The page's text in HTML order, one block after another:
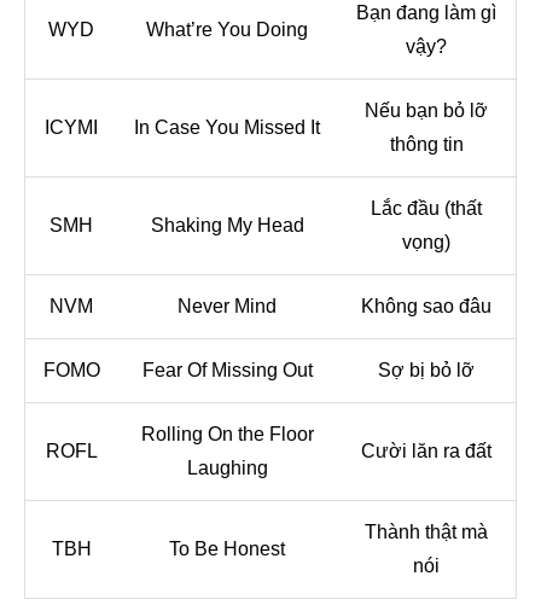
WYD What’re You Doing
Bạn đang làm gì
vậy?
ICYMI In Case You Missed It
Nếu bạn bỏ lỡ
thông tin
SMH Shaking My Head
Lắc đầu (thất
vọng)
NVM Never Mind Không sao đâu
FOMO Fear Of Missing Out Sợ bị bỏ lỡ
ROFL
Rolling On the Floor
Laughing
Cười lăn ra đất
TBH To Be Honest
Thành thật mà
nói